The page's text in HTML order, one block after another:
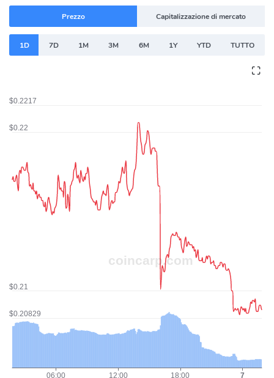
Prezzo Capitalizzazione di mercato
1D 7D 1M 3M 6M 1Y YTD TUTTO